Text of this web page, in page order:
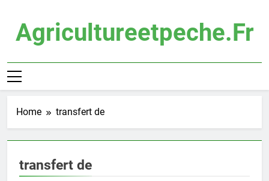
contentAgricultureetpeche.fr
Home transfert de
transfert de